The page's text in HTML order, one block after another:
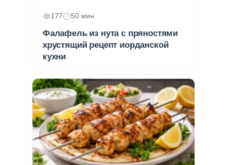
177 50 мин
Фалафель из нута с пряностями
хрустящий рецепт иорданской
кухни